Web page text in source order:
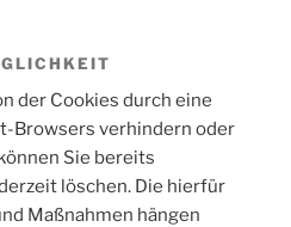
der Cookies durch eine
Browsers verhindern oder
Sie bereits
löschen. Die hierfür
Maßnahmen hängen